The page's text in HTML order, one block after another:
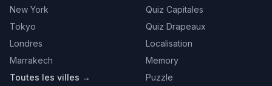
New York
Tokyo
Londres
Marrakech
Toutes les villes →
Quiz Capitales
Quiz Drapeaux
Localisation
Memory
Puzzle